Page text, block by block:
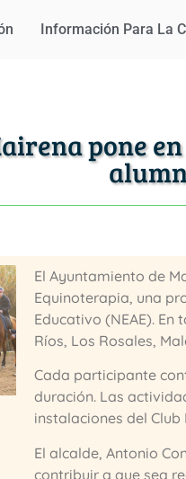
Información Para La
pone
El Ayuntamiento de
Equinoterapia, una
Educativo (NEAE).
Ríos, Los Rosales,
Cada participante
duración. Las
instalaciones del
El alcalde, Antonio
contribuir a que sea